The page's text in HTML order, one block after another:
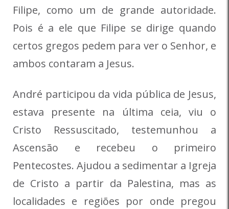
Filipe, como um de grande autoridade.
Pois é a ele que Filipe se dirige quando
certos gregos pedem para ver o Senhor, e
ambos contaram a Jesus.
André participou da vida pública de Jesus,
estava presente na última ceia, viu o
Cristo Ressuscitado, testemunhou a
Ascensão e recebeu o primeiro
Pentecostes. Ajudou a sedimentar a Igreja
de Cristo a partir da Palestina, mas as
localidades e regiões por onde pregou